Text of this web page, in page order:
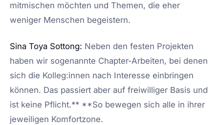
mitmischen möchten und Themen, die eher
weniger Menschen begeistern.
Sina Toya Sottong: Neben den festen Projekten
haben wir sogenannte Chapter-Arbeiten, bei denen
sich die Kolleg:innen nach Interesse einbringen
können. Das passiert aber auf freiwilliger Basis und
ist keine Pflicht.** **So bewegen sich alle in ihrer
jeweiligen Komfortzone.